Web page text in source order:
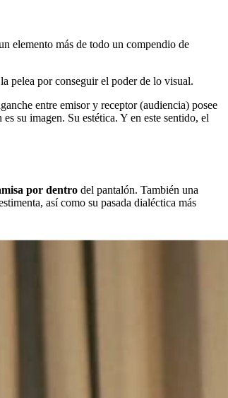
elemento más de todo un compendio de
pelea por conseguir el poder de lo visual.
entre emisor y receptor (audiencia) posee
su imagen. Su estética. Y en este sentido, el
por dentro del pantalón. También una
así como su pasada dialéctica más